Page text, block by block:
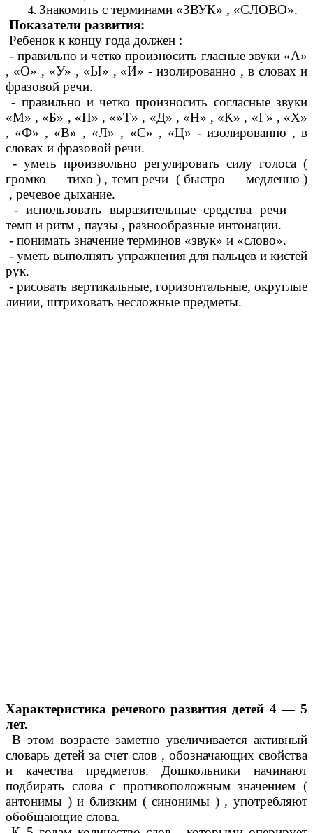
Знакомить с терминами «ЗВУК» , «СЛОВО».
Показатели развития:
Ребенок к концу года должен :
- правильно и четко произносить гласные звуки «А»
, «О» , «У» , «Ы» , «И» - изолированно , в словах и
фразовой речи.
- правильно и четко произносить согласные звуки
«М» , «Б» , «П» , «»Т» , «Д» , «Н» , «К» , «Г» , «Х»
, «Ф» , «В» , «Л» , «С» , «Ц» - изолированно , в
словах и фразовой речи.
- уметь произвольно регулировать силу голоса (
громко — тихо ) , темп речи ( быстро — медленно )
, речевое дыхание.
- использовать выразительные средства речи —
темп и ритм , паузы , разнообразные интонации.
- понимать значение терминов «звук» и «слово».
- уметь выполнять упражнения для пальцев и кистей
рук.
- рисовать вертикальные, горизонтальные, округлые
линии, штриховать несложные предметы.
Характеристика речевого развития детей 4 — 5
лет.
В этом возрасте заметно увеличивается активный
словарь детей за счет слов , обозначающих свойства
и качества предметов. Дошкольники начинают
подбирать слова с противоположным значением (
антонимы ) и близким ( синонимы ) , употребляют
обобщающие слова.